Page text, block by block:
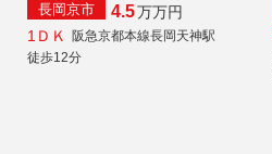
長岡京市 4.5万万円
1ＤＫ
阪急京都本線長岡天神駅
徒歩12分